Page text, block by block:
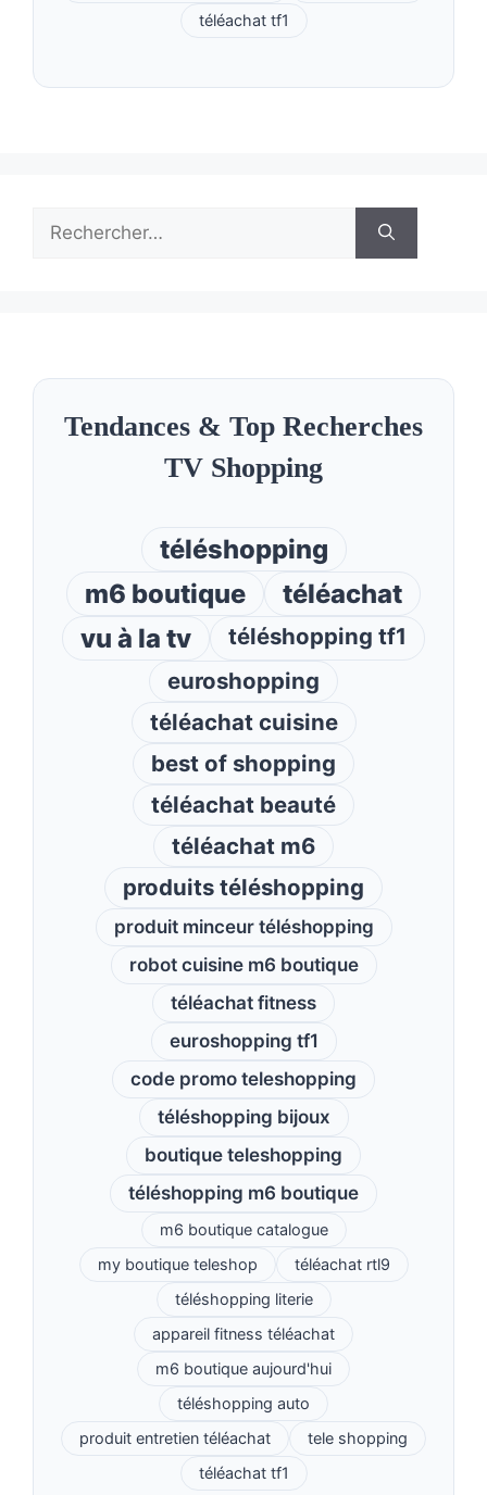
téléachat tf1
Rechercher :
Tendances & Top Recherches
TV Shopping
téléshopping
m6 boutique
téléachat
vu à la tv
téléshopping tf1
euroshopping
téléachat cuisine
best of shopping
téléachat beauté
téléachat m6
produits téléshopping
produit minceur téléshopping
robot cuisine m6 boutique
téléachat fitness
euroshopping tf1
code promo teleshopping
téléshopping bijoux
boutique teleshopping
téléshopping m6 boutique
m6 boutique catalogue
my boutique teleshop
téléachat rtl9
téléshopping literie
appareil fitness téléachat
m6 boutique aujourd'hui
téléshopping auto
produit entretien téléachat
tele shopping
téléachat tf1